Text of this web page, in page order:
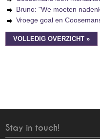
Bruno: "We moeten
Vroege goal en
VOLLEDIG OVERZICHT »
Stay in touch!